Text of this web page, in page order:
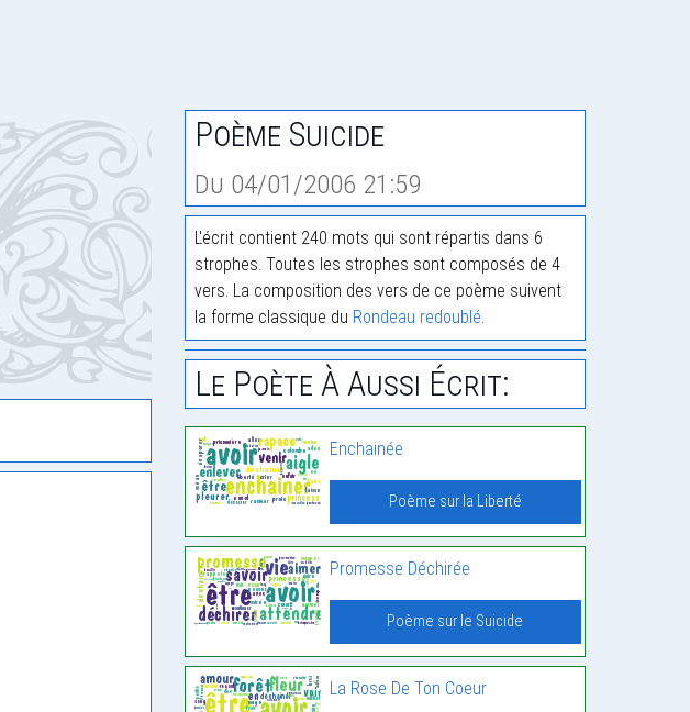
Poème Suicide
Du 04/01/2006 21:59
L'écrit contient 240 mots qui sont répartis dans 6
strophes. Toutes les strophes sont composés de 4
vers. La composition des vers de ce poème suivent
la forme classique du Rondeau redoublé.
Le Poète À Aussi Écrit:
Enchainée
Poème sur la Liberté
Promesse Déchirée
Poème sur le Suicide
La Rose De Ton Coeur